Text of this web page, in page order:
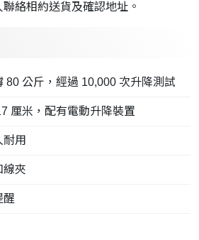
絡相約送貨及確認地址。
80 公斤，經過 10,000 次升降測試
厘米，配有電動升降裝置
用
線夾
醒